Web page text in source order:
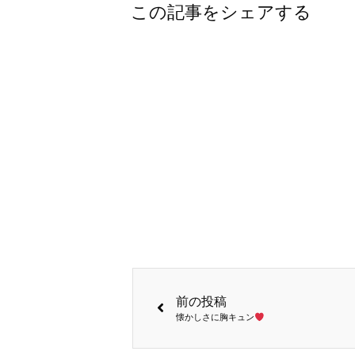
この記事をシェアする
前の投稿
懐かしさに胸キュン